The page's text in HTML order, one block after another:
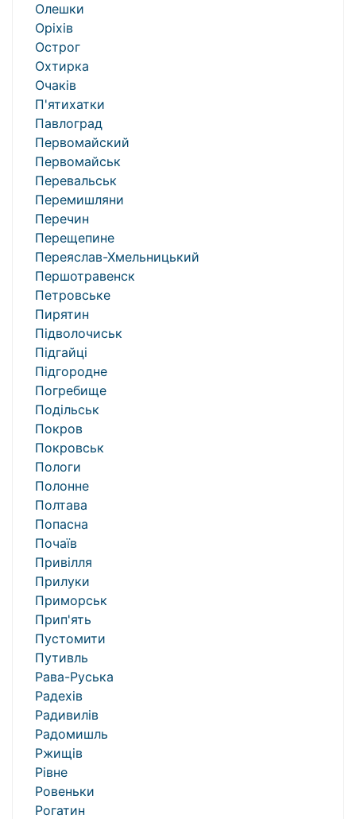
Олешки
Оріхів
Острог
Охтирка
Очаків
П'ятихатки
Павлоград
Первомайский
Первомайськ
Перевальськ
Перемишляни
Перечин
Перещепине
Переяслав-Хмельницький
Першотравенск
Петровське
Пирятин
Підволочиськ
Підгайці
Підгородне
Погребище
Подільськ
Покров
Покровськ
Пологи
Полонне
Полтава
Попасна
Почаїв
Привілля
Прилуки
Приморськ
Прип'ять
Пустомити
Путивль
Рава-Руська
Радехів
Радивилів
Радомишль
Ржищів
Рівне
Ровеньки
Рогатин